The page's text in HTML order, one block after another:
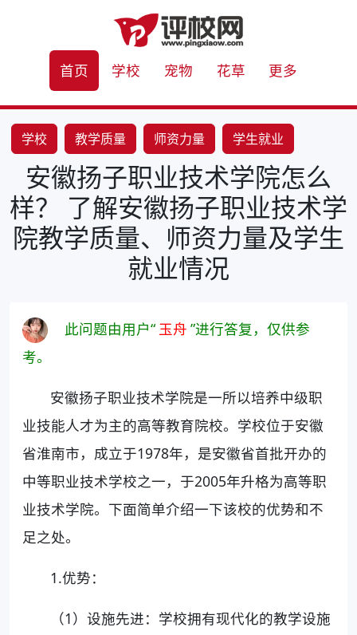
首页 学校 宠物 花草 更多
学校 教学质量 师资力量 学生就业
安徽扬子职业技术学院怎么
样？ 了解安徽扬子职业技术学
院教学质量、师资力量及学生
就业情况
此问题由用户“ 玉舟 ”进行答复，仅供参
考。
安徽扬子职业技术学院是一所以培养中级职
业技能人才为主的高等教育院校。学校位于安徽
省淮南市，成立于1978年，是安徽省首批开办的
中等职业技术学校之一，于2005年升格为高等职
业技术学院。下面简单介绍一下该校的优势和不
足之处。
1.优势：
（1）设施先进：学校拥有现代化的教学设施